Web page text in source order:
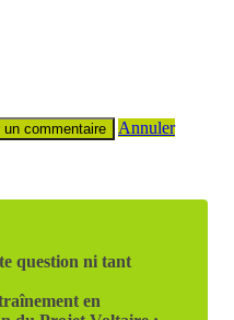
Annuler
question ni tant
en